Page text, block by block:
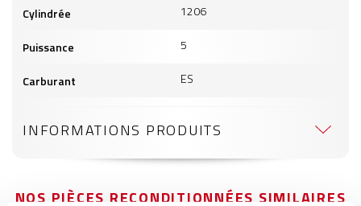
Cylindrée 1206
Puissance 5
Carburant ES
INFORMATIONS PRODUITS
NOS PIÈCES RECONDITIONNÉES SIMILAIRES